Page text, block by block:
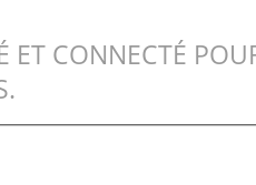
ET CONNECTÉ